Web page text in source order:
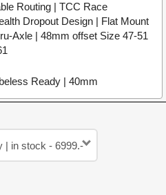
Routing | TCC Race
Dropout Design | Flat Mount
Axle | 48mm offset Size 47-51
Ready | 40mm
| in stock - 6999.-